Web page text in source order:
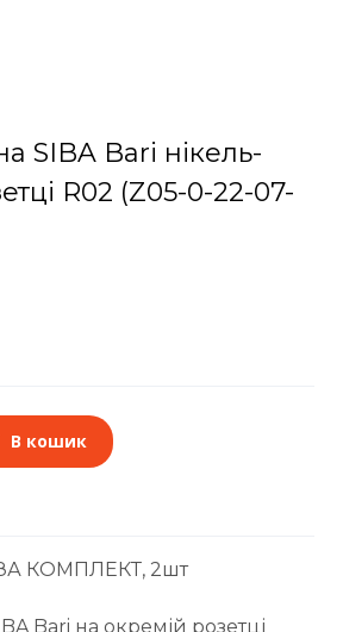
SIBA Bari нікель-
R02 (Z05-0-22-07-
В кошик
КОМПЛЕКТ, 2шт
Bari на окремій розетці